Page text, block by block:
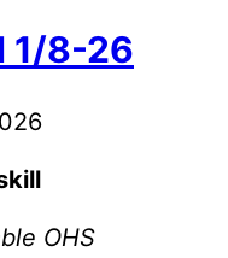
1/8-26
OHS